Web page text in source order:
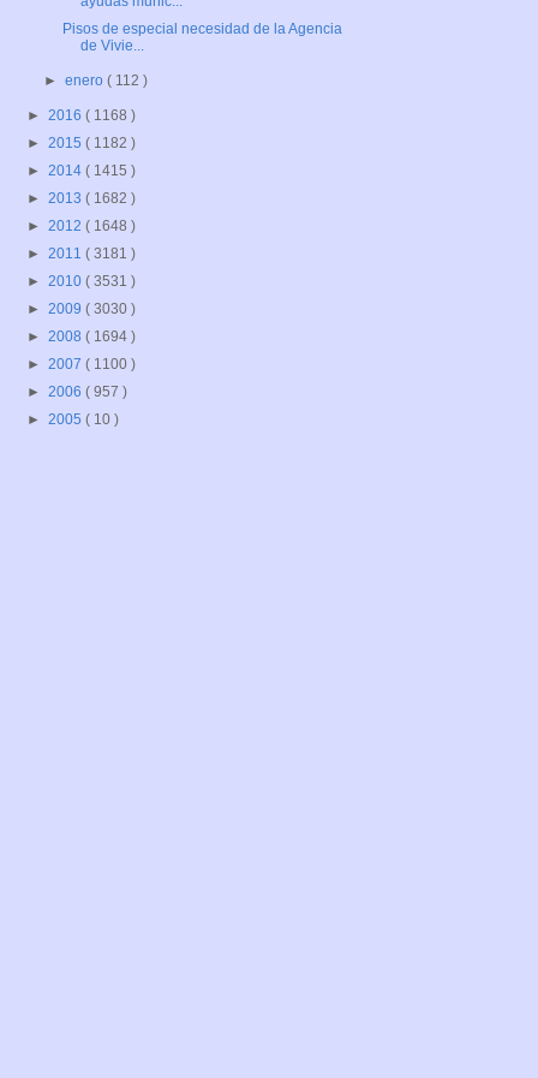
Pisos de especial necesidad de la Agencia
de Vivie...
►enero( 112 )
► 2016 ( 1168 )
► 2015 ( 1182 )
► 2014 ( 1415 )
► 2013 ( 1682 )
► 2012 ( 1648 )
► 2011 ( 3181 )
► 2010 ( 3531 )
► 2009 ( 3030 )
► 2008 ( 1694 )
► 2007 ( 1100 )
► 2006 ( 957 )
► 2005 ( 10 )